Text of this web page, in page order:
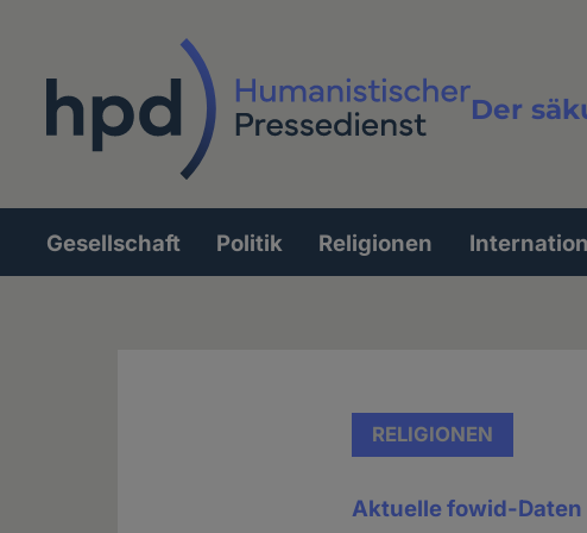
Der
Hauptnavigation
Gesellschaft Politik Religionen
RELIGIONEN
Aktuelle fowid-Daten